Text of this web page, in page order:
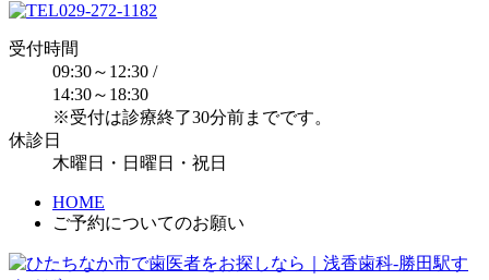
029-272-1182
受付時間
09:30～12:30 /
14:30～18:30
※受付は診療終了30分前までです。
休診日
木曜日・日曜日・祝日
HOME
ご予約についてのお願い